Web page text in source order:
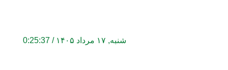
شنبه, ۱۷ مرداد ۱۴۰۵ / 0:25:37